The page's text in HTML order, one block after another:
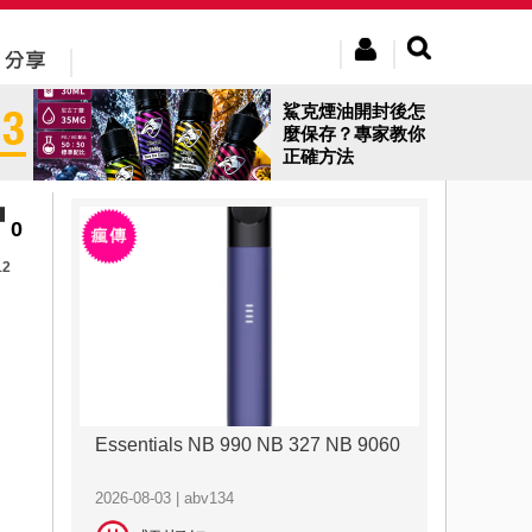
鯊克煙油開封後怎
麼保存？專家教你
正確方法
0
Essentials NB 990 NB 327 NB 9060
2026-08-03 | abv134